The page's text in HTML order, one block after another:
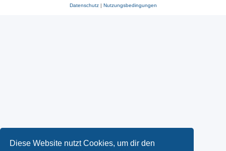
Diese Website nutzt Cookies, um dir den
Datenschutz| Nutzungsbedingungen